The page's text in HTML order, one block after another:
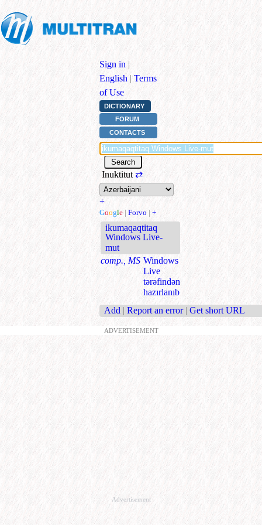
Sign in |
English | Terms
of Use
DICTIONARY
FORUM
CONTACTS
Inuktitut ⇄
+
Google | Forvo | +
ikumaqaqtitaq
Windows Live-
mut
comp., MS Windows
Live
tərəfindən
hazırlanıb
Add | Report an error | Get short URL
ADVERTISEMENT
Advertisement